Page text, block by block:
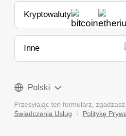
Kryptowaluty
Inne
Polski
Przesyłając ten formularz,
Świadczenia Usług
i Politykę